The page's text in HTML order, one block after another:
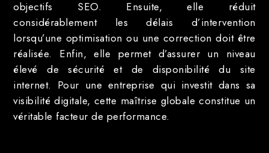
objectifs SEO. Ensuite, elle réduit
considérablement les délais d’intervention
lorsqu’une optimisation ou une correction doit être
réalisée. Enfin, elle permet d’assurer un niveau
élevé de sécurité et de disponibilité du site
internet. Pour une entreprise qui investit dans sa
visibilité digitale, cette maîtrise globale constitue un
véritable facteur de performance.